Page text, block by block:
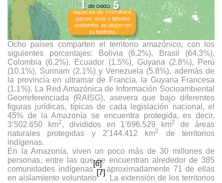
Ocho países comparten el territorio amazónico, con los
siguientes porcentajes: Bolivia (6.2%), Brasil (64.3%),
Colombia (6.2%), Ecuador (1.5%), Guyana (2.8%), Perú
(10.1%), Surinam (2.1%) y Venezuela (5.8%), además de
la provincia en ultramar de Francia, la Guyana Francesa
(1.1%). La Red Amazónica de Información Socioambiental
Georreferenciada (RAISG), asevera que bajo diferentes
figuras jurídicas, típicas de cada legislación nacional, el
45% de la Amazonía se encuentra protegida, es decir,
3’502.650 km2, divididos en 1’696.529 km2
de áreas
naturales protegidas y 2’144.412 km2
de territorios
indígenas.
En la Amazonía, viven un poco más de 30 millones de
personas, entre las que se encuentran alrededor de 385
comunidades indígenas
[6]
, aproximadamente 71 de ellas
en aislamiento voluntario
[7]
. La extensión de los territorios